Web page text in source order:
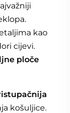
kao
cijevi.
ploče
košuljice.